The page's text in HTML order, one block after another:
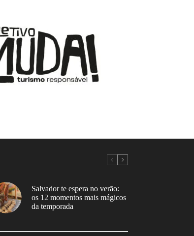
Salvador te espera no verão:
os 12 momentos mais mágicos
da temporada